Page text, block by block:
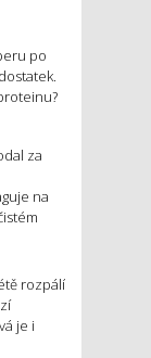
po
za
na
rozpálí
je i